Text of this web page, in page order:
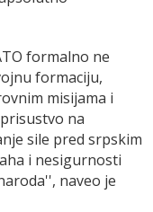
formalno ne
formaciju,
misijama i
na
sile pred srpskim
i nesigurnosti
naveo je